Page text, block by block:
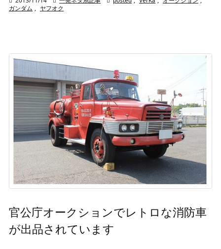
ガンダム
ヤフオク
官公庁オークションでレトロな消防車
が出品されています